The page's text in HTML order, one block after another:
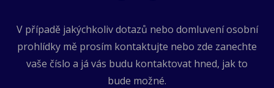
V případě jakýchkoliv dotazů nebo domluvení osobní
prohlídky mě prosím kontaktujte nebo zde zanechte
vaše číslo a já vás budu kontaktovat hned, jak to
bude možné.